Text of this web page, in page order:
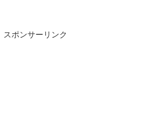
スポンサーリンク